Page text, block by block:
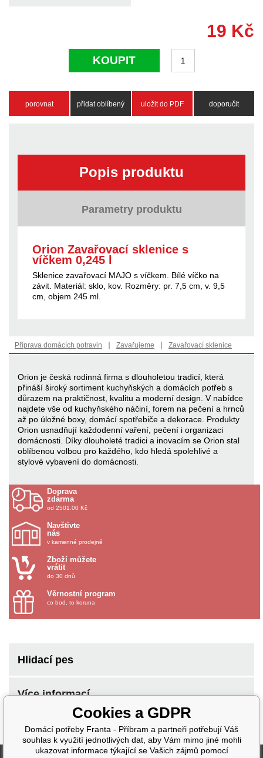
19 Kč
KOUPIT
porovnat přidat oblíbený uložit do PDF doporučit
Popis produktu
Parametry produktu
Orion Zavařovací sklenice s
víčkem 0,245 l
Sklenice zavařovací MAJO s víčkem. Bílé víčko na
závit. Materiál: sklo, kov. Rozměry: pr. 7,5 cm, v. 9,5
cm, objem 245 ml.
Příprava domácích potravin | Zavařujeme | Zavařovací sklenice
Orion je česká rodinná firma s dlouholetou tradicí, která
přináší široký sortiment kuchyňských a domácích potřeb s
důrazem na praktičnost, kvalitu a moderní design. V nabídce
najdete vše od kuchyňského náčiní, forem na pečení a hrnců
až po úložné boxy, domácí spotřebiče a dekorace. Produkty
Orion usnadňují každodenní vaření, pečení i organizaci
domácnosti. Díky dlouholeté tradici a inovacím se Orion stal
oblíbenou volbou pro každého, kdo hledá spolehlivé a
stylové vybavení do domácnosti.
Doprava
zdarma
od 2501.00 Kč
Navštivte
nás
v kamenné prodejně
Zboží můžete
vrátit
do 30 dnů
Věrnostní program
co bod, to koruna
Hlidací pes
Více informací
Cookies a GDPR
Domácí potřeby Franta - Příbram a partneři potřebují Váš
souhlas k využití jednotlivých dat, aby Vám mimo jiné mohli
ukazovat informace týkající se Vašich zájmů pomocí